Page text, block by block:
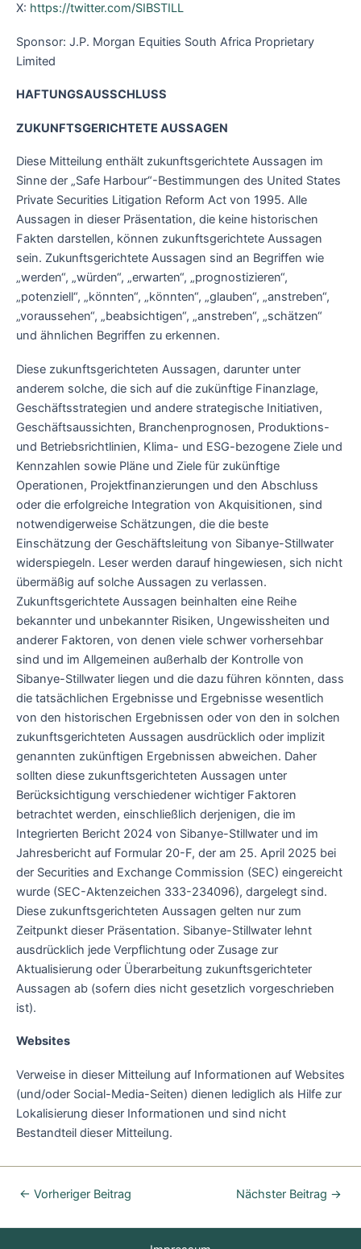
X: https://twitter.com/SIBSTILL
Sponsor: J.P. Morgan Equities South Africa Proprietary
Limited
HAFTUNGSAUSSCHLUSS
ZUKUNFTSGERICHTETE AUSSAGEN
Diese Mitteilung enthält zukunftsgerichtete Aussagen im
Sinne der „Safe Harbour“-Bestimmungen des United States
Private Securities Litigation Reform Act von 1995. Alle
Aussagen in dieser Präsentation, die keine historischen
Fakten darstellen, können zukunftsgerichtete Aussagen
sein. Zukunftsgerichtete Aussagen sind an Begriffen wie
„werden“, „würden“, „erwarten“, „prognostizieren“,
„potenziell“, „könnten“, „könnten“, „glauben“, „anstreben“,
„voraussehen“, „beabsichtigen“, „anstreben“, „schätzen“
und ähnlichen Begriffen zu erkennen.
Diese zukunftsgerichteten Aussagen, darunter unter
anderem solche, die sich auf die zukünftige Finanzlage,
Geschäftsstrategien und andere strategische Initiativen,
Geschäftsaussichten, Branchenprognosen, Produktions-
und Betriebsrichtlinien, Klima- und ESG-bezogene Ziele und
Kennzahlen sowie Pläne und Ziele für zukünftige
Operationen, Projektfinanzierungen und den Abschluss
oder die erfolgreiche Integration von Akquisitionen, sind
notwendigerweise Schätzungen, die die beste
Einschätzung der Geschäftsleitung von Sibanye-Stillwater
widerspiegeln. Leser werden darauf hingewiesen, sich nicht
übermäßig auf solche Aussagen zu verlassen.
Zukunftsgerichtete Aussagen beinhalten eine Reihe
bekannter und unbekannter Risiken, Ungewissheiten und
anderer Faktoren, von denen viele schwer vorhersehbar
sind und im Allgemeinen außerhalb der Kontrolle von
Sibanye-Stillwater liegen und die dazu führen könnten, dass
die tatsächlichen Ergebnisse und Ergebnisse wesentlich
von den historischen Ergebnissen oder von den in solchen
zukunftsgerichteten Aussagen ausdrücklich oder implizit
genannten zukünftigen Ergebnissen abweichen. Daher
sollten diese zukunftsgerichteten Aussagen unter
Berücksichtigung verschiedener wichtiger Faktoren
betrachtet werden, einschließlich derjenigen, die im
Integrierten Bericht 2024 von Sibanye-Stillwater und im
Jahresbericht auf Formular 20-F, der am 25. April 2025 bei
der Securities and Exchange Commission (SEC) eingereicht
wurde (SEC-Aktenzeichen 333-234096), dargelegt sind.
Diese zukunftsgerichteten Aussagen gelten nur zum
Zeitpunkt dieser Präsentation. Sibanye-Stillwater lehnt
ausdrücklich jede Verpflichtung oder Zusage zur
Aktualisierung oder Überarbeitung zukunftsgerichteter
Aussagen ab (sofern dies nicht gesetzlich vorgeschrieben
ist).
Websites
Verweise in dieser Mitteilung auf Informationen auf Websites
(und/oder Social-Media-Seiten) dienen lediglich als Hilfe zur
Lokalisierung dieser Informationen und sind nicht
Bestandteil dieser Mitteilung.
← Vorheriger Beitrag Nächster Beitrag →